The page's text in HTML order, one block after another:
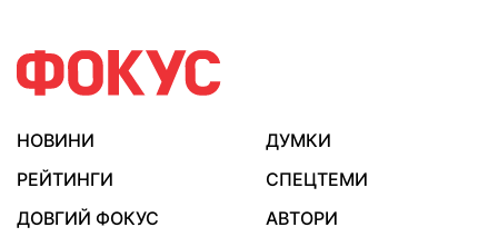
НОВИНИ
ДУМКИ
РЕЙТИНГИ
СПЕЦТЕМИ
ДОВГИЙ ФОКУС
АВТОРИ